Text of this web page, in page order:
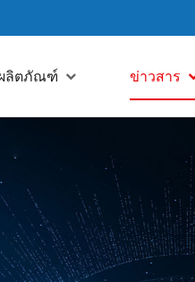
ลิตภัณฑ์ ข่าวสาร